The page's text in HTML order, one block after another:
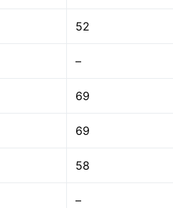
52
–
69
69
58
–